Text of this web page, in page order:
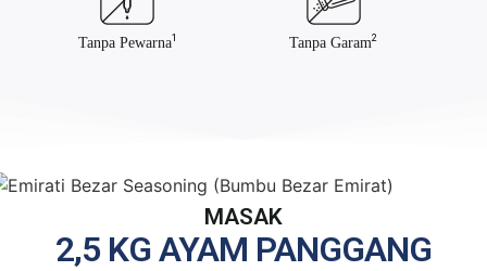
Tanpa Pewarna1 Tanpa Garam2
MASAK
2,5 KG AYAM PANGGANG